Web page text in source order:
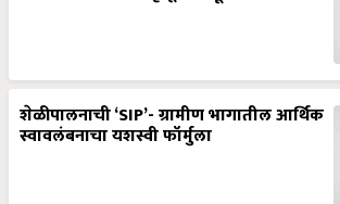
शेळीपालनाची ‘SIP’- ग्रामीण भागातील आर्थिक
स्वावलंबनाचा यशस्वी फॉर्मुला